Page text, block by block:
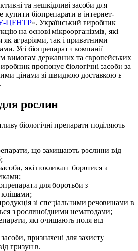
та нешкідливі засоби для
купити біопрепарати в інтернет-
ЦЕНТР». Український виробник
на основі мікроорганізмів, які
як аграріями, так і приватними
Усі біопрепарати компанії
вимогам державних та європейських
пропонує біологічні засоби за
цінами зі швидкою доставкою в
рослин
біологічні препарати поділяють
що захищають рослини від
які покликані боротися з
для боротьби з
зі спеціальними речовинами в
з рослиноїдними нематодами;
які очищають поля від
призначені для захисту
гризунів.